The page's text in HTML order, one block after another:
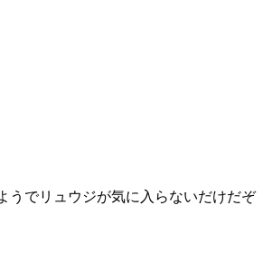
うでリュウジが気に入らないだけだぞ